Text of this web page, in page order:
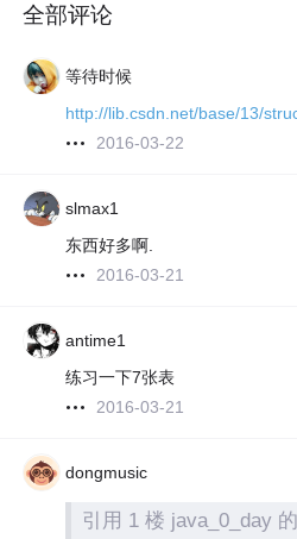
全部评论
等待时候
http://lib.csdn.net/base/13/
2016-03-22
slmax1
东西好多啊.
2016-03-21
antime1
练习一下7张表
2016-03-21
dongmusic
引用 1 楼 java_0_day